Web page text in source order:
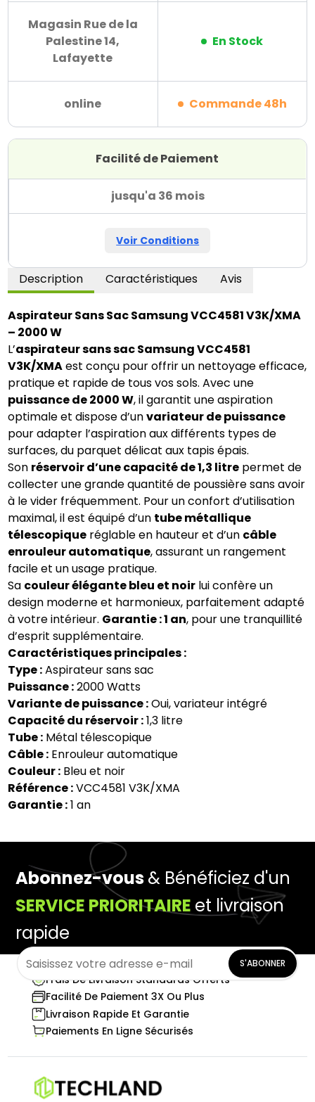
Magasin Rue de la
Palestine 14,
Lafayette
En Stock
online Commande 48h
Facilité de Paiement
jusqu'a 36 mois
Voir Conditions
Description Caractéristiques Avis
Aspirateur Sans Sac Samsung VCC4581 V3K/XMA
– 2000 W
L’aspirateur sans sac Samsung VCC4581
V3K/XMAest conçu pour offrir un nettoyage efficace,
pratique et rapide de tous vos sols. Avec une
puissance de 2000 W, il garantit une aspiration
optimale et dispose d’unvariateur de puissance
pour adapter l’aspiration aux différents types de
surfaces, du parquet délicat aux tapis épais.
Son réservoir d’une capacité de 1,3 litre permet de
collecter une grande quantité de poussière sans avoir
à le vider fréquemment. Pour un confort d’utilisation
maximal, il est équipé d’un tube métallique
télescopique réglable en hauteur et d’un câble
enrouleur automatique, assurant un rangement
facile et un usage pratique.
Sa couleur élégante bleu et noir lui confère un
design moderne et harmonieux, parfaitement adapté
à votre intérieur. Garantie : 1 an, pour une tranquillité
d’esprit supplémentaire.
Caractéristiques principales :
Type :Aspirateur sans sac
Puissance :2000 Watts
Variante de puissance :Oui, variateur intégré
Capacité du réservoir :1,3 litre
Tube : Métal télescopique
Câble : Enrouleur automatique
Couleur : Bleu et noir
Référence :VCC4581 V3K/XMA
Garantie :1 an
Abonnez-vous& Bénéficiez d'un
SERVICE PRIORITAIRE et livraison
rapide
S'ABONNER
Frais De Livraison Standards Offerts
Facilité De Paiement 3X Ou Plus
Livraison Rapide Et Garantie
Paiements En Ligne Sécurisés